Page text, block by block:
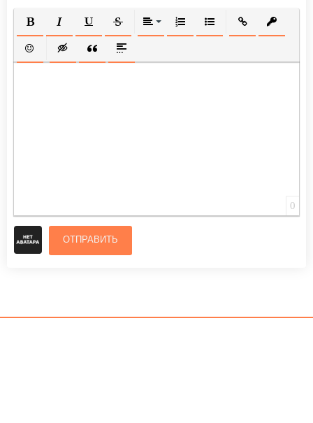
ПОЛУЖИРНЫЙ
КУРСИВПОДЧЕРКНУТЫЙ
ЗАЧЕРКНУТЫЙВЫРАВНИВАНИЕ
НУМЕРОВАННЫЙ СПИСОК
МАРКИРОВАННЫЙ
ВСТАВИТЬ
ВСТАВИТЬ СМАЙЛИК
ВСТАВКА СКРЫТОГО ТЕКСТА
ВСТАВКА ЦИТАТЫ
ВСТАВКА СПОЙЛЕРА
0
ОТПРАВИТЬ